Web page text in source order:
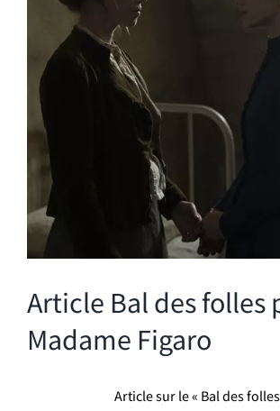
Article Bal des folles
Madame Figaro
Article sur le « Bal des